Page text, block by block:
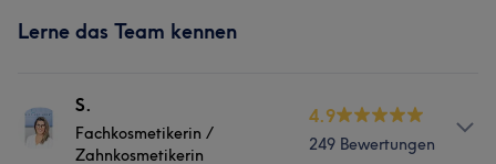
Lerne das Team kennen
S.
Fachkosmetikerin /
Zahnkosmetikerin
4.9
249 Bewertungen